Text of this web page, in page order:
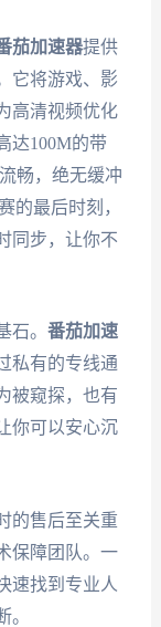
茄加速器提供
它将游戏、影
高清视频优化
达100M的带
畅，绝无缓冲
的最后时刻，
同步，让你不
。 番茄加速
私有的专线通
被窥探，也有
你可以安心沉
的售后至关重
保障团队。一
速找到专业人